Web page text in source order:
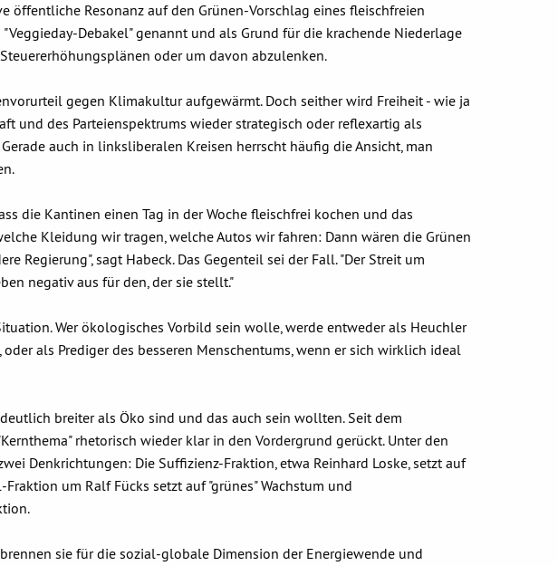
öffentliche Resonanz auf den Grünen-Vorschlag eines fleischfreien
Debakel" genannt und als Grund für die krachende Niederlage
oder um davon abzulenken.
gegen Klimakultur aufgewärmt. Doch seither wird Freiheit - wie ja
und des Parteienspektrums wieder strategisch oder reflexartig als
auch in linksliberalen Kreisen herrscht häufig die Ansicht, man
die Kantinen einen Tag in der Woche fleischfrei kochen und das
Kleidung wir tragen, welche Autos wir fahren: Dann wären die Grünen
Regierung", sagt Habeck. Das Gegenteil sei der Fall. "Der Streit um
negativ aus für den, der sie stellt."
Wer ökologisches Vorbild sein wolle, werde entweder als Heuchler
als Prediger des besseren Menschentums, wenn er sich wirklich ideal
breiter als Öko sind und das auch sein wollten. Seit dem
rhetorisch wieder klar in den Vordergrund gerückt. Unter den
Denkrichtungen: Die Suffizienz-Fraktion, etwa Reinhard Loske, setzt auf
um Ralf Fücks setzt auf "grünes" Wachstum und
sie für die sozial-globale Dimension der Energiewende und